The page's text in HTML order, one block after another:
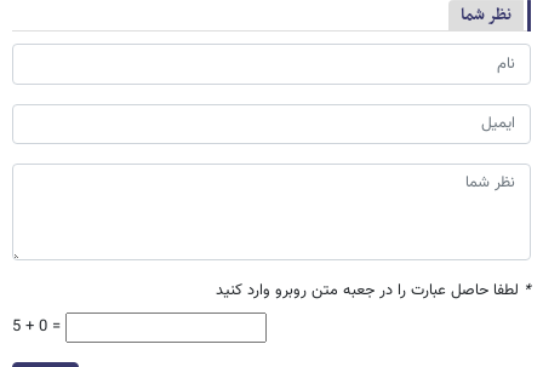
نظر شما
* لطفا حاصل عبارت را در جعبه متن روبرو وارد کنید
5 + 0 =